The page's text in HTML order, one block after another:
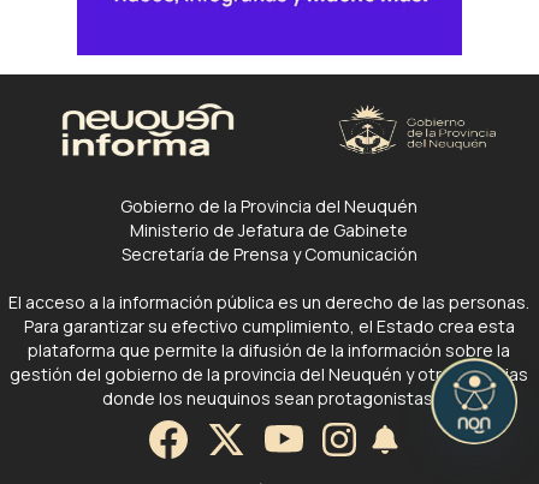
Gobierno de la Provincia del Neuquén
Ministerio de Jefatura de Gabinete
Secretaría de Prensa y Comunicación
El acceso a la información pública es un derecho de las personas.
Para garantizar su efectivo cumplimiento, el Estado crea esta
plataforma que permite la difusión de la información sobre la
gestión del gobierno de la provincia del Neuquén y otras noticias
donde los neuquinos sean protagonistas.